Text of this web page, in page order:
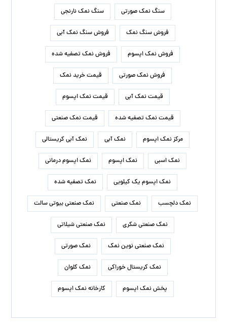
سنگ نمک صورتی سنگ نمک نارنجی
فروش سنگ نمک فروش سنگ نمک آبی
فروش نمک اپسوم فروش نمک تصفیه شده
فروش نمک صورتی قیمت خرید نمک
قیمت نمک آبی قیمت نمک اپسوم
قیمت نمک تصفیه شده قیمت نمک صنعتی
مرکز نمک اپسوم نمک آبی نمک آبی کریستالی
نمک اسبی نمک اپسوم نمک اپسوم درمانی
نمک اپسوم یک کیلویی نمک تصفیه شده
نمک دلچسب نمک صنعتی نمک صنعتی بیوتی سالت
نمک صنعتی شکری نمک صنعتی شیلاتی
نمک صنعتی نوین نمک نمک صورتی
نمک کریستال خوراکی نمک کلوان
پخش نمک اپسوم کارخانه نمک اپسوم